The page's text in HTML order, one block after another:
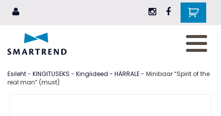
AKSESSUAARID
RIIDED
Esileht- KINGITUSEKS - Kingiideed - HÄRRALE- Minibaar “Spirit of the
real man” (must)